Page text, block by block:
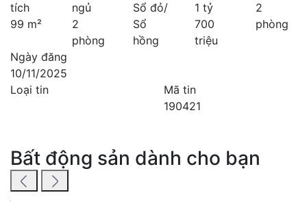
tích
99 m²
ngủ
2
phòng
Sổ đỏ/
Sổ
hồng
1 tỷ
700
triệu
2
phòng
Ngày đăng
10/11/2025
Loại tin
Mã tin
190421
Bất động sản dành cho bạn